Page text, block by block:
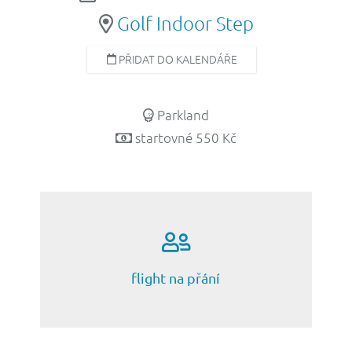
Golf Indoor Step
PŘIDAT DO KALENDÁŘE
Parkland
startovné 550 Kč
flight na přání